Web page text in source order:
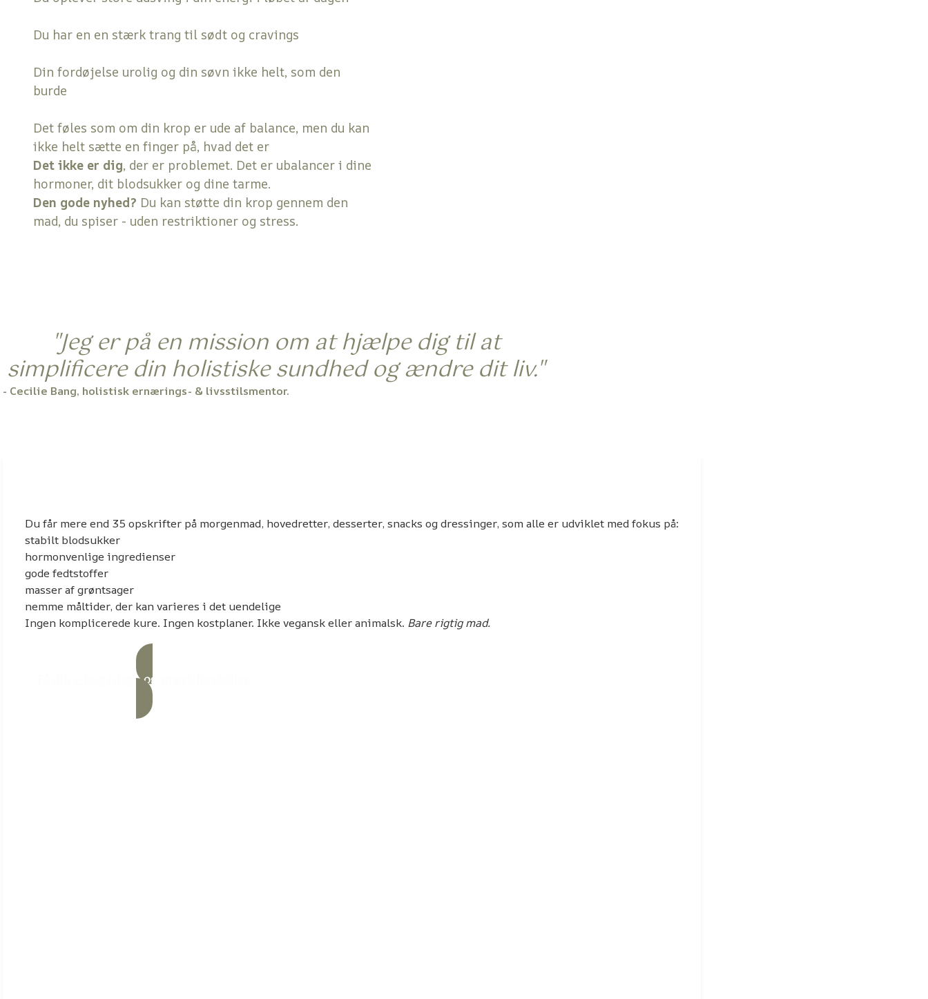
Du har en en stærk trang til sødt og cravings
Din fordøjelse urolig og din søvn ikke helt, som den
burde
Det føles som om din krop er ude af balance, men du kan
ikke helt sætte en finger på, hvad det er
Det ikke er dig, der er problemet. Det er ubalancer i dine
hormoner, dit blodsukker og dine tarme.
Den gode nyhed? Du kan støtte din krop gennem den
mad, du spiser - uden restriktioner og stress.
"Jeg er på en mission om at hjælpe dig til at
simplificere din holistiske sundhed og ændre dit liv."
- Cecilie Bang, holistisk ernærings- & livsstilsmentor.
Du får mere end 35 opskrifter på morgenmad, hovedretter, desserter, snacks og dressinger, som alle er udviklet med fokus på:
stabilt blodsukker
hormonvenlige ingredienser
gode fedtstoffer
masser af grøntsager
nemme måltider, der kan varieres i det uendelige
Ingen komplicerede kure. Ingen kostplaner. Ikke vegansk eller animalsk. Bare rigtig mad.
Få din e-bog i dag - og mærk forskellen